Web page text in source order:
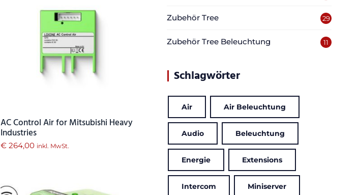
AC Control Air for Mitsubishi Heavy
Industries
€264,00 inkl. MwSt.
Zubehör Tree 29
Zubehör Tree Beleuchtung 11
Schlagwörter
Air Air Beleuchtung
Audio Beleuchtung
Energie Extensions
Intercom Miniserver